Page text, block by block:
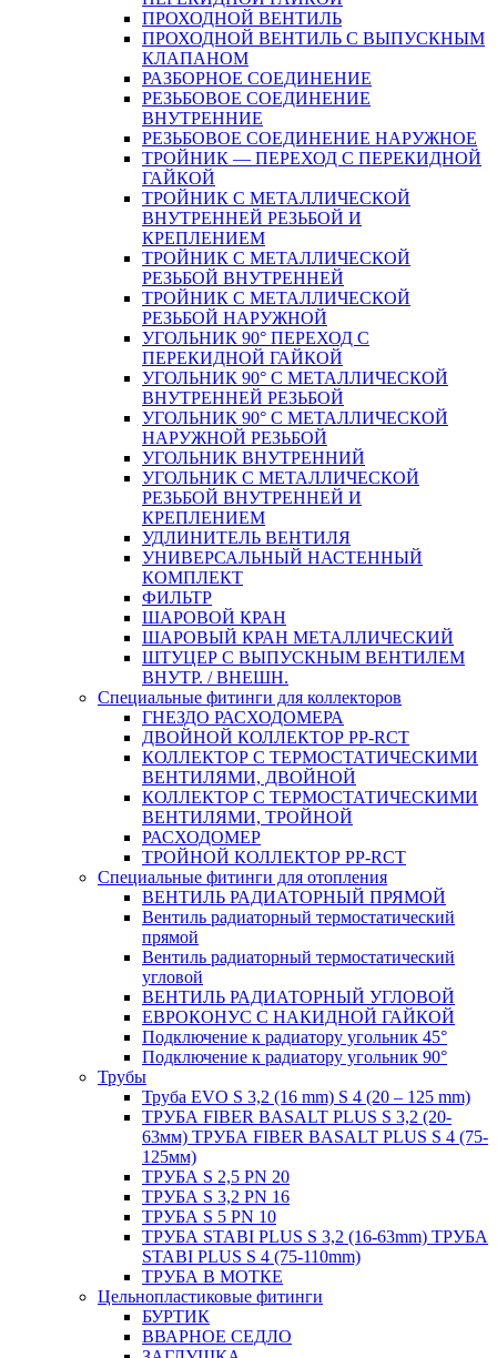
ПРОХОДНОЙ ВЕНТИЛЬ
ПРОХОДНОЙ ВЕНТИЛЬ С ВЫПУСКНЫМ
КЛАПАНОМ
РАЗБОРНОЕ СОЕДИНЕНИЕ
РЕЗЬБОВОЕ СОЕДИНЕНИЕ
ВНУТРЕННИЕ
РЕЗЬБОВОЕ СОЕДИНЕНИЕ НАРУЖНОЕ
ТРОЙНИК — ПЕРЕХОД С ПЕРЕКИДНОЙ
ГАЙКОЙ
ТРОЙНИК С МЕТАЛЛИЧЕСКОЙ
ВНУТРЕННЕЙ РЕЗЬБОЙ И
КРЕПЛЕНИЕМ
ТРОЙНИК С МЕТАЛЛИЧЕСКОЙ
РЕЗЬБОЙ ВНУТРЕННЕЙ
ТРОЙНИК С МЕТАЛЛИЧЕСКОЙ
РЕЗЬБОЙ НАРУЖНОЙ
УГОЛЬНИК 90° ПЕРЕХОД С
ПЕРЕКИДНОЙ ГАЙКОЙ
УГОЛЬНИК 90° С МЕТАЛЛИЧЕСКОЙ
ВНУТРЕННEЙ РЕЗЬБОЙ
УГОЛЬНИК 90° С МЕТАЛЛИЧЕСКОЙ
НАРУЖНОЙ РЕЗЬБОЙ
УГОЛЬНИК ВНУТРЕННИЙ
УГОЛЬНИК С МЕТАЛЛИЧЕСКОЙ
РЕЗЬБОЙ ВНУТРЕННЕЙ И
КРЕПЛЕНИЕМ
УДЛИНИТЕЛЬ ВЕНТИЛЯ
УНИВЕРСАЛЬНЫЙ НАСТЕННЫЙ
КОМПЛЕКТ
ФИЛЬТР
ШАРОВОЙ КРАН
ШАРОВЫЙ КРАН МЕТАЛЛИЧЕСКИЙ
ШТУЦЕР С ВЫПУСКНЫМ ВЕНТИЛЕМ
ВНУТР. / ВНЕШН.
Специальные фитинги для коллекторов
ГНЕЗДО РАСХОДОМЕРА
ДВОЙНОЙ КОЛЛЕКТОР PP-RCT
КОЛЛЕКТОР С ТЕРМОСТАТИЧЕСКИМИ
ВЕНТИЛЯМИ, ДВОЙНОЙ
КОЛЛЕКТОР С ТЕРМОСТАТИЧЕСКИМИ
ВЕНТИЛЯМИ, ТРОЙНОЙ
РАСХОДОМЕР
ТРОЙНОЙ КОЛЛЕКТОР PP-RCT
Специальные фитинги для отопления
ВЕНТИЛЬ РАДИАТОРНЫЙ ПРЯМОЙ
Вентиль радиаторный термостатический
прямой
Вентиль радиаторный термостатический
угловой
ВЕНТИЛЬ РАДИАТОРНЫЙ УГЛОВОЙ
ЕВРОКОНУС С НАКИДНОЙ ГАЙКОЙ
Подключение к радиатору угольник 45°
Подключение к радиатору угольник 90°
Трубы
Труба EVO S 3,2 (16 mm) S 4 (20 – 125 mm)
ТРУБА FIBER BASALT PLUS S 3,2 (20-
63мм) ТРУБА FIBER BASALT PLUS S 4 (75-
125мм)
ТРУБА S 2,5 PN 20
ТРУБА S 3,2 PN 16
ТРУБА S 5 PN 10
ТРУБА STABI PLUS S 3,2 (16-63mm) ТРУБА
STABI PLUS S 4 (75-110mm)
ТРУБА В МОТКЕ
Цельнопластиковые фитинги
БУРТИК
ВВАРНОЕ СЕДЛО